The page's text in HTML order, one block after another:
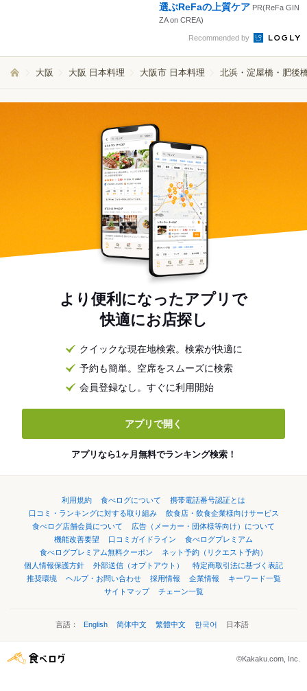
選ぶReFaの上質ケア PR(ReFa GIN
ZA on CREA)
Recommended by
大阪 大阪 日本料理 大阪市 日本料理 北浜・淀屋橋・肥後
より便利になったアプリで
快適にお店探し
クイックな現在地検索。検索が快適に
予約も簡単。空席をスムーズに検索
会員登録なし。すぐに利用開始
アプリで開く
アプリなら1ヶ月無料でランキング検索！
利用規約 食べログについて
携帯電話番号認証とは
口コミ・ランキングに対する取り組み
飲食店・飲食企業様向けサービス
食べログ店舗会員について
広告（メーカー・団体様等向け）について
機能改善要望
口コミガイドライン
食べログプレミアム
食べログプレミアム無料クーポン
ネット予約（リクエスト予約）
個人情報保護方針
外部送信（オプトアウト）
特定商取引法に基づく表記
推奨環境
ヘルプ・お問い合わせ 採用情報 企業情報
キーワード一覧
サイトマップ
チェーン一覧
言語： English 简体中文 繁體中文 한국어 日本語
©Kakaku.com, Inc.